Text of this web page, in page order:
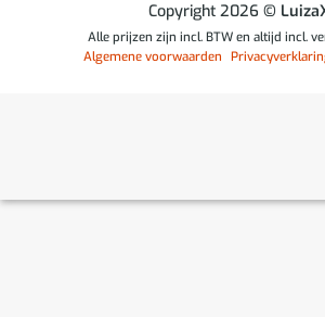
Copyright 2026 ©
Alle prijzen zijn incl. BTW en altijd incl.
Algemene voorwaarden